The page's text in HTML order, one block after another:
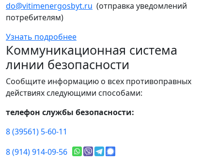
do@vitimenergosbyt.ru (отправка уведомлений
потребителям)
Узнать подробнее
Коммуникационная система
линии безопасности
Сообщите информацию о всех противоправных
действиях следующими способами:
телефон службы безопасности:
8 (39561) 5-60-11
8 (914) 914-09-56